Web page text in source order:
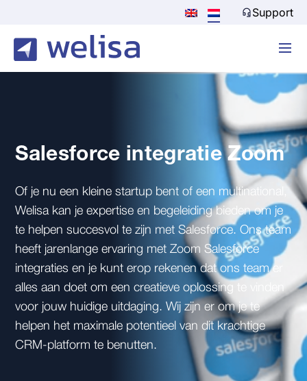
Support
Salesforce integratie Zoom
Of je nu een kleine startup bent of een multinational,
Welisa kan je expertise en begeleiding bieden om je
te helpen succesvol te zijn met Salesforce. Ons team
heeft jarenlange ervaring met Zoom Salesforce
integraties en je kunt erop rekenen dat ons team er
alles aan doet om een creatieve oplossing te vinden
voor jouw huidige uitdaging. Wij zijn er om je te
helpen het maximale potentieel van dit krachtige
CRM-platform te benutten.